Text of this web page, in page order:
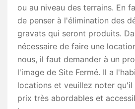
ou au niveau des terrains. En
de penser à l'élimination des
gravats qui seront produits.
nécessaire de faire une
nous, il faut demander à un
l'image de Site Fermé. Il a
locations et veuillez noter
prix très abordables et